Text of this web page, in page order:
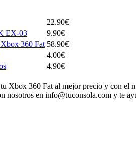
22.90€
EX-03
9.90€
360 Fat 58.90€
4.00€
4.90€
Xbox 360 Fat al mejor precio y con
nosotros en info@tuconsola.com y te